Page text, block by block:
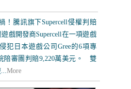
！騰訊旗下Supercell侵權判賠
戲開發商Supercell在一項遊戲
犯日本遊戲公司Gree的6項專
陪審團判賠9,220萬美元。 雙
...More